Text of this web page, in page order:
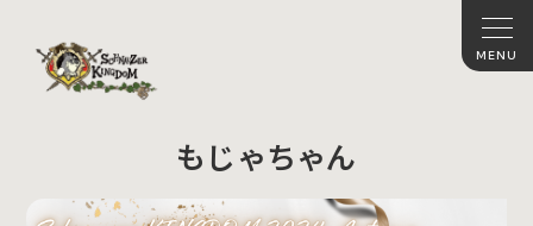
もじゃちゃん